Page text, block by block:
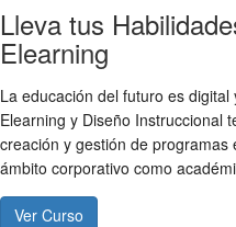
Lleva tus
Elearning
La educación del futuro es
Elearning y Diseño Instruccional
creación y gestión de
ámbito corporativo como
Ver Curso